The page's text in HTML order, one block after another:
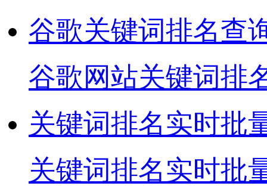
谷歌关键词排名查
谷歌网站关键词排
关键词排名实时批
关键词排名实时批